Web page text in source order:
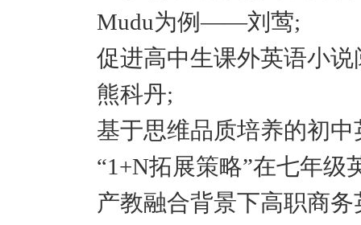
Mudu为例——刘莺;
促进高中生课外英语小
熊科丹;
基于思维品质培养的初
“1+N拓展策略”在七年
产教融合背景下高职商